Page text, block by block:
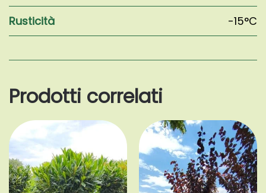
Rusticità
-15°C
Prodotti correlati